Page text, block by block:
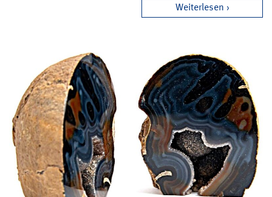
Weiterlesen